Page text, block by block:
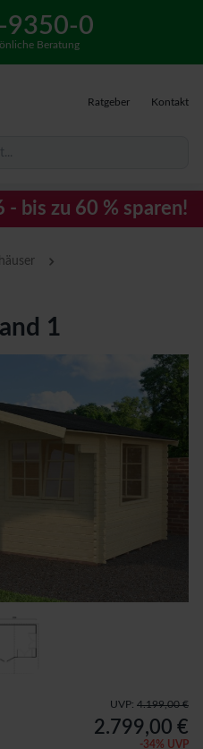
9350-0
Beratung
Ratgeber Kontakt
bis zu 60 % sparen!
›
1
UVP: 4.199,00 €
2.799,00 €
-34% UVP